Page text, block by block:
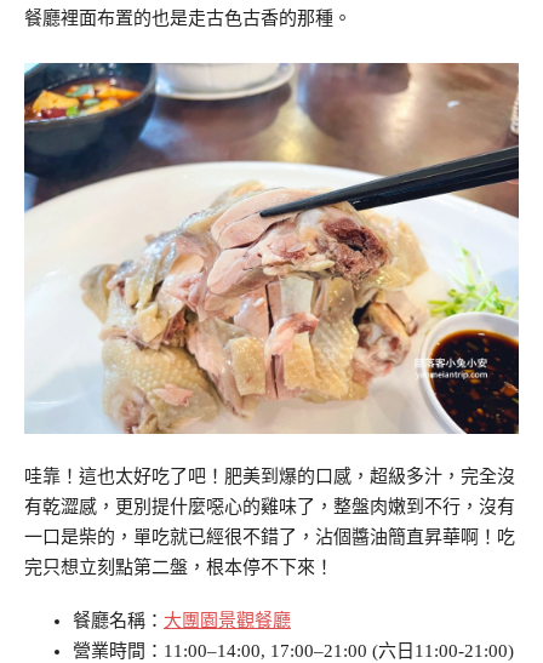
餐廳裡面布置的也是走古色古香的那種。
哇靠！這也太好吃了吧！肥美到爆的口感，超級多汁，完全沒
有乾澀感，更別提什麼噁心的雞味了，整盤肉嫩到不行，沒有
一口是柴的，單吃就已經很不錯了，沾個醬油簡直昇華啊！吃
完只想立刻點第二盤，根本停不下來！
餐廳名稱： 大團園景觀餐廳
營業時間：11:00–14:00, 17:00–21:00 (六日11:00-21:00)